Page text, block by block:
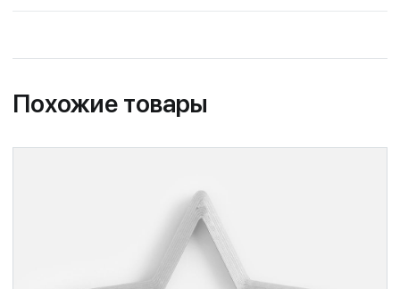
Похожие товары